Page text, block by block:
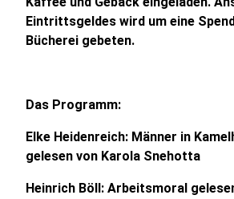
Eintrittsgeldes wird um eine
Bücherei gebeten.
Das Programm:
Elke Heidenreich: Männer in
gelesen von Karola Snehotta
Heinrich Böll: Arbeitsmoral